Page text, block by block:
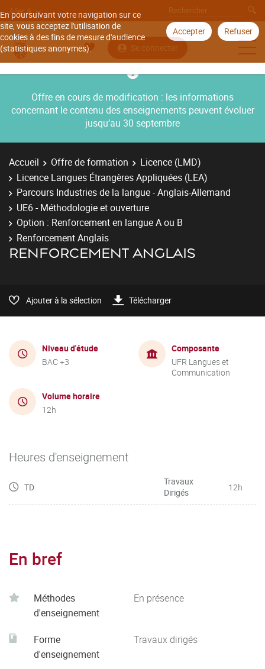
En poursuivant votre navigation sur ce
site, vous acceptez l'utilisation de
cookies à des fins de mesure d'audience
(statistiques anonymes).
Accepter Refuser
Aller à
Se connecter
Offre en cours de modification : les informations
concernant le contenu des enseignements peuvent évoluer
jusqu’au 30 septembre
Accueil Offre de formation
Licence (LMD)
Licence Langues Étrangères Appliquées (LEA)
Parcours Industries de la langue - Anglais-Allemand
UE6 - Méthodologie et ouverture
Option : Renforcement en langue A ou B
Renforcement Anglais
RENFORCEMENT ANGLAIS
Ajouter à la sélection Télécharger
Niveau d'étude
BAC +3
Composante
UFR Langues et
Communication
Volume horaire
12h
Heures d'enseignement
TD
Travaux
Dirigés
12h
En bref
Méthodes
d'enseignement
En présence
Forme
d'enseignement
Travaux dirigés